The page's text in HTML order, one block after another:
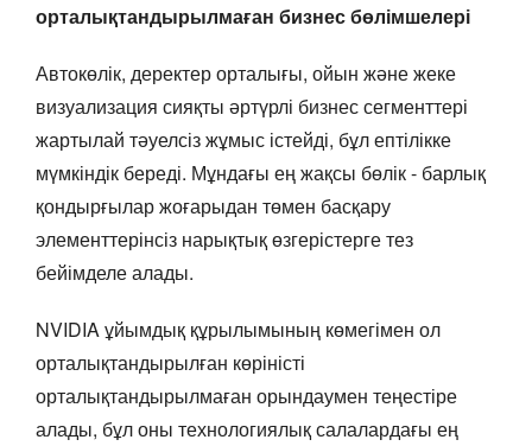
орталықтандырылмаған бизнес бөлімшелері
Автокөлік, деректер орталығы, ойын және жеке
визуализация сияқты әртүрлі бизнес сегменттері
жартылай тәуелсіз жұмыс істейді, бұл ептілікке
мүмкіндік береді. Мұндағы ең жақсы бөлік - барлық
қондырғылар жоғарыдан төмен басқару
элементтерінсіз нарықтық өзгерістерге тез
бейімделе алады.
NVIDIA ұйымдық құрылымының көмегімен ол
орталықтандырылған көріністі
орталықтандырылмаған орындаумен теңестіре
алады, бұл оны технологиялық салалардағы ең